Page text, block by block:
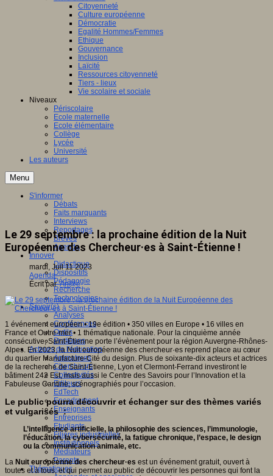
Citoyenneté
Culture européenne
Démocratie
Egalité Hommes/Femmes
Ethique
Gouvernance
Inclusion
Laïcité
Ressources citoyenneté
Tiers - lieux
Vie scolaire et sociale
Niveaux
Périscolaire
Ecole maternelle
Ecole élémentaire
Collège
Lycée
Université
Les auteurs
Menu
S'informer
Débats
Faits marquants
Interviews
Reportages
Brèves
Agenda
Innover
Didactique
Dispositifs
Pédagogie
Recherche
Technologies
Savoir(s)
Analyses
Conférences
Outils
Pratiques
Acteurs de l'éducation
Animateurs
Chercheurs
Collectivités
Editeurs
EdTech
Encadrement
Enseignants
Entreprises
Etudiants
Filières industrielles
Institutionnels
Médiateurs
Parents
Thématiques
Le 29 septembre : la prochaine édition de la Nuit
Européenne des Chercheur·es à Saint-Étienne !
mardi, Juil 11 2023
Agenda
Écrit parAn@é
1 événement européen • 19e édition • 350 villes en Europe • 16 villes en
France et Outre-mer • 1 thématique nationale. Pour la cinquième année
consécutive, Saint-Étienne porte l’évènement pour la région Auvergne-Rhônes-
Alpes. En 2023, la Nuit européenne des chercheur·es reprend place au cœur
du quartier Manufacture-Cité du design. Plus de soixante-dix acteurs et actrices
de la recherche de Saint-Étienne, Lyon et Clermont-Ferrand investiront le
bâtiment 242 Est, mais aussi le Centre des Savoirs pour l’Innovation et la
Fabuleuse Cantine, scénographiés pour l’occasion.
Le public pourra découvrir et échanger sur des thèmes variés
et vulgarisés :
L’intelligence artificielle, la philosophie des sciences, l’immunologie,
l’éducation, la cybersécurité, la fatigue chronique, l’espace, le design
ou la communication animale, etc.
La Nuit européenne des chercheur·es est un événement gratuit, ouvert à
toutes et à tous, et qui permet au public de découvrir les personnes qui font la